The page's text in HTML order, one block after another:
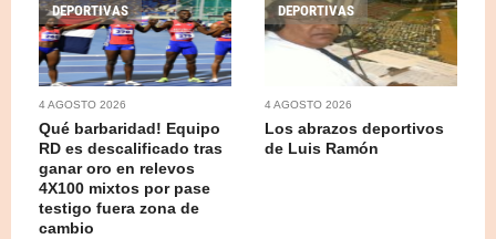
DEPORTIVAS
4 AGOSTO 2026
Qué barbaridad! Equipo
RD es descalificado tras
ganar oro en relevos
4X100 mixtos por pase
testigo fuera zona de
cambio
DEPORTIVAS
4 AGOSTO 2026
Los abrazos deportivos
de Luis Ramón